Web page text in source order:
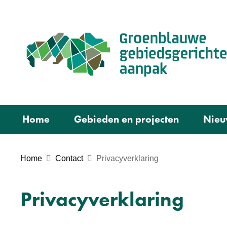
Home Gebieden en projecten
Home Contact Privacyverklaring
Privacyverklaring